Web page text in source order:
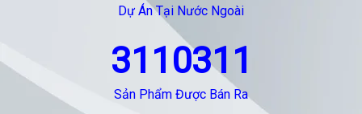
Dự Án Tại Nước Ngoài
3110311
Sản Phẩm Được Bán Ra